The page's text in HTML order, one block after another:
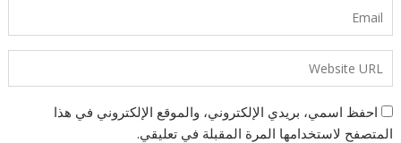
احفظ اسمي، بريدي الإلكتروني، والموقع الإلكتروني في هذا
المتصفح لاستخدامها المرة المقبلة في تعليقي.